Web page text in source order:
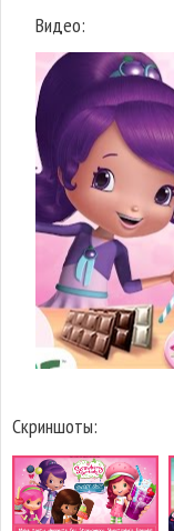
Видео:
Скриншоты: